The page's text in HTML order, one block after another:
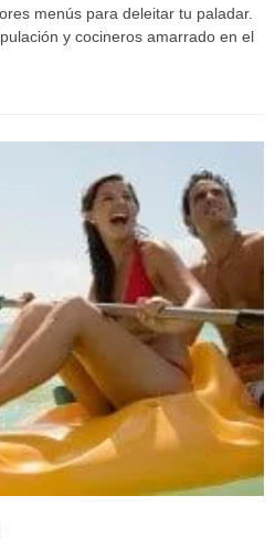
menús para deleitar tu paladar.
y cocineros amarrado en el